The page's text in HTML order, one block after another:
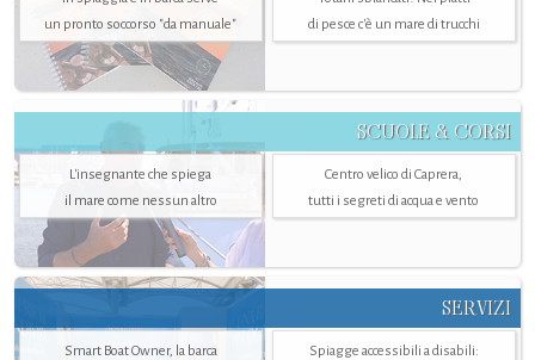
un pronto soccorso "da manuale"
di pesce c'è un mare di trucchi
SCUOLE & CORSI
L'insegnante che spiega
il mare come nessun altro
Centro velico di Caprera,
tutti i segreti di acqua e vento
SERVIZI
Smart Boat Owner, la barca
Spiagge accessibili a disabili: